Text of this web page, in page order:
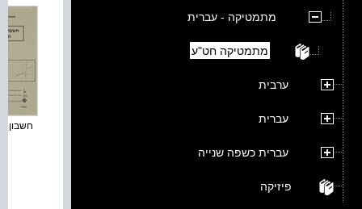
מתמטיקה - עברית
מתמטיקה חט"ע
ערבית
עברית
עברית כשפה שנייה
פיזיקה
חשבון